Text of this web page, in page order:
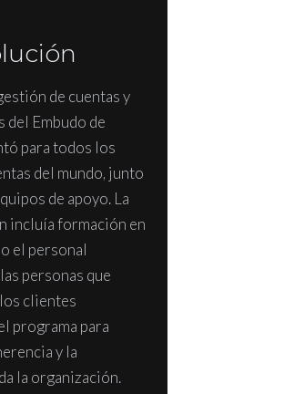
de cuentas y
del Embudo de
para todos los
del mundo, junto
de apoyo. La
incluía formación en
el personal
personas que
clientes
programa para
y la
la organización.